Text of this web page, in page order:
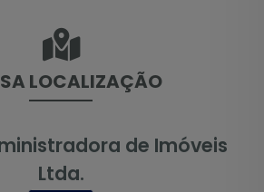
LOCALIZAÇÃO
de Imóveis
Ltda.